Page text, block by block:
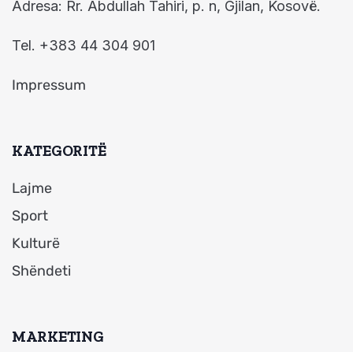
Adresa: Rr. Abdullah Tahiri, p. n, Gjilan, Kosovë.
Tel. +383 44 304 901
Impressum
KATEGORITË
Lajme
Sport
Kulturë
Shëndeti
MARKETING